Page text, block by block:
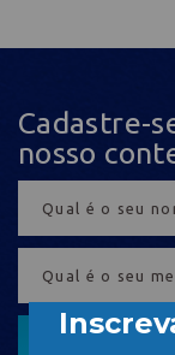
Cadastre-
nosso